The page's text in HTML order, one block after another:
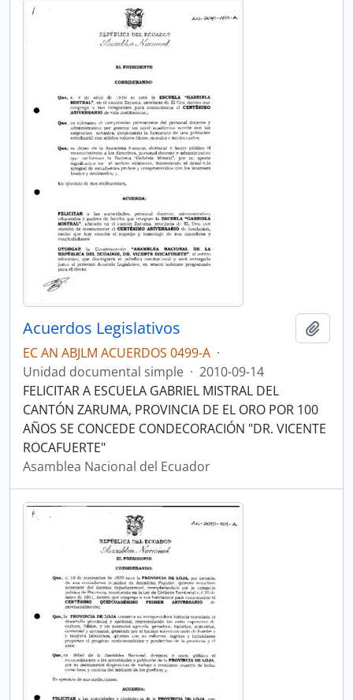
Acuerdos Legislativos
EC AN ABJLM ACUERDOS 0499-A ·
Unidad documental simple · 2010-09-14
FELICITAR A ESCUELA GABRIEL MISTRAL DEL
CANTÓN ZARUMA, PROVINCIA DE EL ORO POR 100
AÑOS SE CONCEDE CONDECORACIÓN "DR. VICENTE
ROCAFUERTE"
Asamblea Nacional del Ecuador